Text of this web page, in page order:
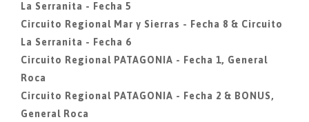
La Serranita - Fecha 5
Circuito Regional Mar y Sierras - Fecha 8 & Circuito
La Serranita - Fecha 6
Circuito Regional PATAGONIA - Fecha 1, General
Roca
Circuito Regional PATAGONIA - Fecha 2 & BONUS,
General Roca